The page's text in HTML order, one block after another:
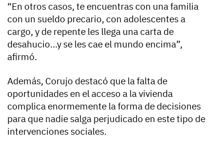
“En otros casos, te encuentras con una familia
con un sueldo precario, con adolescentes a
cargo, y de repente les llega una carta de
desahucio…y se les cae el mundo encima”,
afirmó.
Además, Corujo destacó que la falta de
oportunidades en el acceso a la vivienda
complica enormemente la forma de decisiones
para que nadie salga perjudicado en este tipo de
intervenciones sociales.